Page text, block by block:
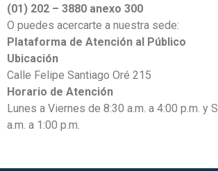
(01) 202 – 3880 anexo 300
O puedes acercarte a nuestra sede:
Plataforma de Atención al Público
Ubicación
Calle Felipe Santiago Oré 215
Horario de Atención
Lunes a Viernes de 8:30 a.m. a 4:00 p.m. y
a.m. a 1:00 p.m.